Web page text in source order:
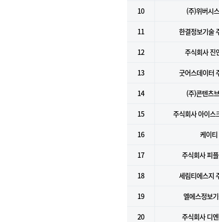
10 (주)위버시
11 한결정보기술
12 주식회사 진
13 굿어스데이터
14 (주)콘텐츠
15 주식회사 아이스
16 케이티
17 주식회사 피
18 세림티에스지
19 엘에스정보
20 주식회사 디